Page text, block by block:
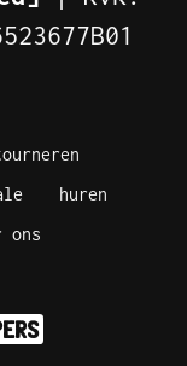
huren
ons